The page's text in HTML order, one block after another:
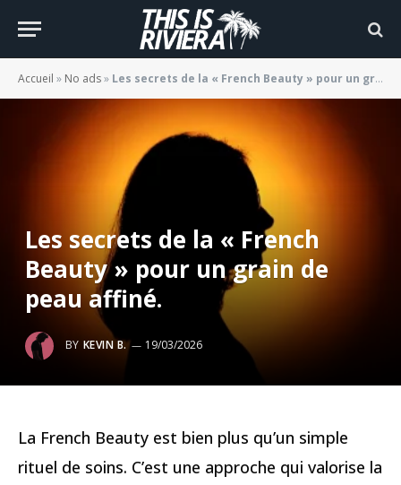
Accueil » No ads» Les secrets de la « French Beauty » pour un grain de peau affiné.
Les secrets de la « French
Beauty » pour un grain de
peau affiné.
BY KEVIN B. 19/03/2026
La French Beauty est bien plus qu’un simple
rituel de soins. C’est une approche qui valorise la